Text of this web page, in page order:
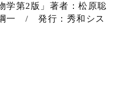
学第2 版」著者：松原聡
綱一/ 発行：秀和シス